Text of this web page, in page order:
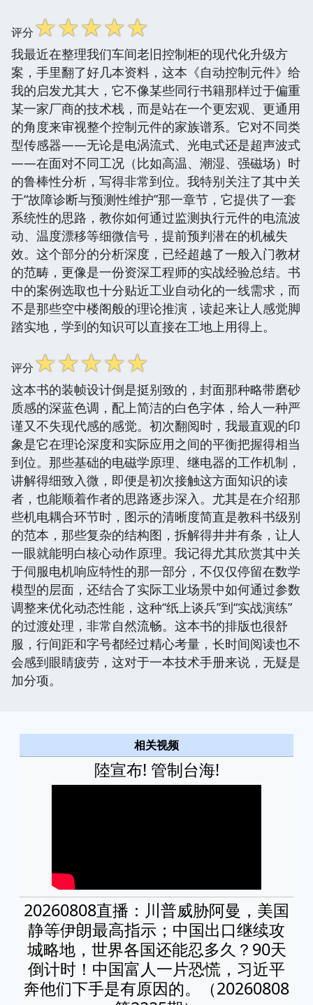
评分☆☆☆☆☆
我最近在整理我们车间老旧控制柜的现代化升级方
案，手里翻了好几本资料，这本《自动控制元件》给
我的启发尤其大，它不像某些同行书籍那样过于偏重
某一家厂商的技术栈，而是站在一个更宏观、更通用
的角度来审视整个控制元件的家族谱系。它对不同类
型传感器——无论是电涡流式、光电式还是超声波式
——在面对不同工况（比如高温、潮湿、强磁场）时
的鲁棒性分析，写得非常到位。我特别关注了其中关
于“故障诊断与预测性维护”那一章节，它提供了一套
系统性的思路，教你如何通过监测执行元件的电流波
动、温度漂移等细微信号，提前预判潜在的机械失
效。这个部分的分析深度，已经超越了一般入门教材
的范畴，更像是一份资深工程师的实战经验总结。书
中的案例选取也十分贴近工业自动化的一线需求，而
不是那些空中楼阁般的理论推演，读起来让人感觉脚
踏实地，学到的知识可以直接在工地上用得上。
评分☆☆☆☆☆
这本书的装帧设计倒是挺别致的，封面那种略带磨砂
质感的深蓝色调，配上简洁的白色字体，给人一种严
谨又不失现代感的感觉。初次翻阅时，我最直观的印
象是它在理论深度和实际应用之间的平衡把握得相当
到位。那些基础的电磁学原理、继电器的工作机制，
讲解得细致入微，即便是初次接触这方面知识的读
者，也能顺着作者的思路逐步深入。尤其是在介绍那
些机电耦合环节时，图示的清晰度简直是教科书级别
的范本，那些复杂的结构图，拆解得井井有条，让人
一眼就能明白核心动作原理。我记得尤其欣赏其中关
于伺服电机响应特性的那一部分，不仅仅停留在数学
模型的层面，还结合了实际工业场景中如何通过参数
调整来优化动态性能，这种“纸上谈兵”到“实战演练”
的过渡处理，非常自然流畅。这本书的排版也很舒
服，行间距和字号都经过精心考量，长时间阅读也不
会感到眼睛疲劳，这对于一本技术手册来说，无疑是
加分项。
相关视频
陸宣布! 管制台海!
20260808直播：川普威胁阿曼，美国
静等伊朗最高指示；中国出口继续攻
城略地，世界各国还能忍多久？90天
倒计时！中国富人一片恐慌，习近平
奔他们下手是有原因的。（20260808